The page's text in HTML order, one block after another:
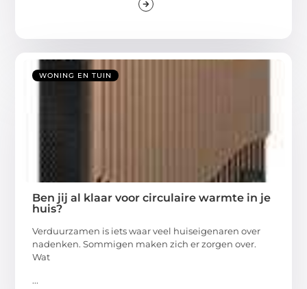
WONING EN TUIN
Ben jij al klaar voor circulaire warmte in je
huis?
Verduurzamen is iets waar veel huiseigenaren over
nadenken. Sommigen maken zich er zorgen over.
Wat
...